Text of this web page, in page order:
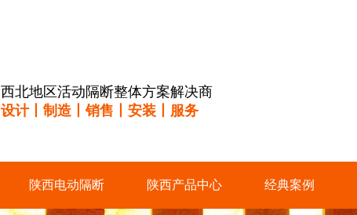
西北地区活动隔断整体方案解决商
设计丨制造丨销售丨安装丨服务
陕西电动隔断 陕西产品中心 经典案例